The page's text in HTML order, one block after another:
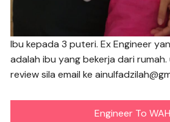
Ibu kepada 3 puteri. Ex Engineer
adalah ibu yang bekerja dari
review sila email ke
Engineer To